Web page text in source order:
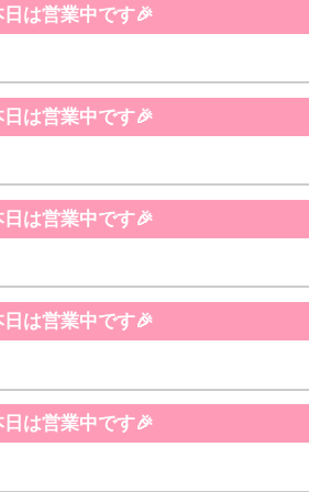
は営業中です🎉
は営業中です🎉
は営業中です🎉
は営業中です🎉
は営業中です🎉